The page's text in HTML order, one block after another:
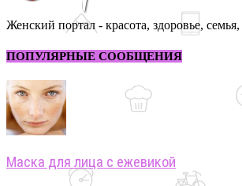
Женский портал - красота, здоровье, семья,
ПОПУЛЯРНЫЕ СООБЩЕНИЯ
Маска для лица с ежевикой